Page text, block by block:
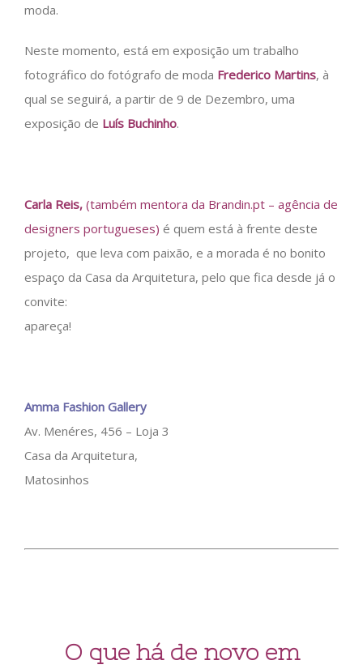
moda.
Neste momento, está em exposição um trabalho
fotográfico do fotógrafo de moda Frederico Martins, à
qual se seguirá, a partir de 9 de Dezembro, uma
exposição de Luís Buchinho.
Carla Reis, (também mentora da Brandin.pt – agência de
designers portugueses) é quem está à frente deste
projeto, que leva com paixão, e a morada é no bonito
espaço da Casa da Arquitetura, pelo que fica desde já o
convite:
apareça!
Amma Fashion Gallery
Av. Menéres, 456 – Loja 3
Casa da Arquitetura,
Matosinhos
O que há de novo em